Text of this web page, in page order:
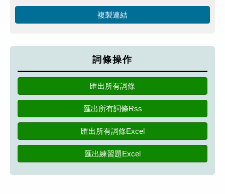
複製連結
詞條操作
匯出所有詞條
匯出所有詞條Rss
匯出所有詞條Excel
匯出練習題Excel